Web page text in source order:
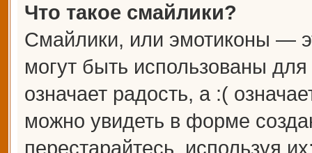
Что такое смайлики?
Смайлики, или эмотиконы —
могут быть использованы
означает радость, а :(
можно увидеть в форме
перестарайтесь, используя